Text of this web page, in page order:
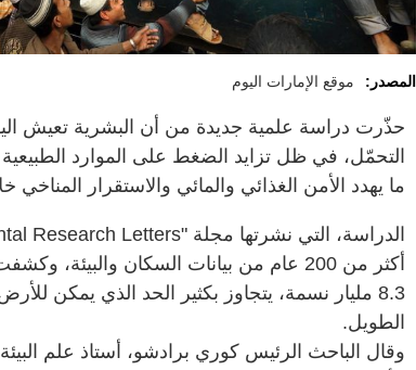
المصدر: موقع الإمارات اليوم
حذّرت دراسة علمية جديدة من أن البشرية تعيش
التحمّل، في ظل تزايد الضغط على الموارد الطبيعية
ما يهدد الأمن الغذائي والمائي والاستقرار المناخي
أكثر من 200 عام من بيانات السكان
8.3 مليار نسمة، يتجاوز بكثير الحد الذي يمكن
الطويل.
وقال الباحث الرئيس كوري برادشو، أستاذ علم